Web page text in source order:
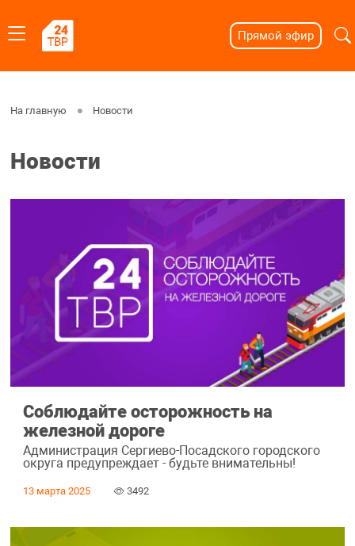
Прямой эфир
На главную Новости
Новости
Соблюдайте осторожность на
железной дороге
Администрация Сергиево-Посадского городского
округа предупреждает - будьте внимательны!
13 марта 2025 3492